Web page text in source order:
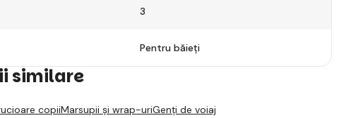
3
Pentru băieți
similare
copiiMarsupii și wrap-uriGenți de voiaj